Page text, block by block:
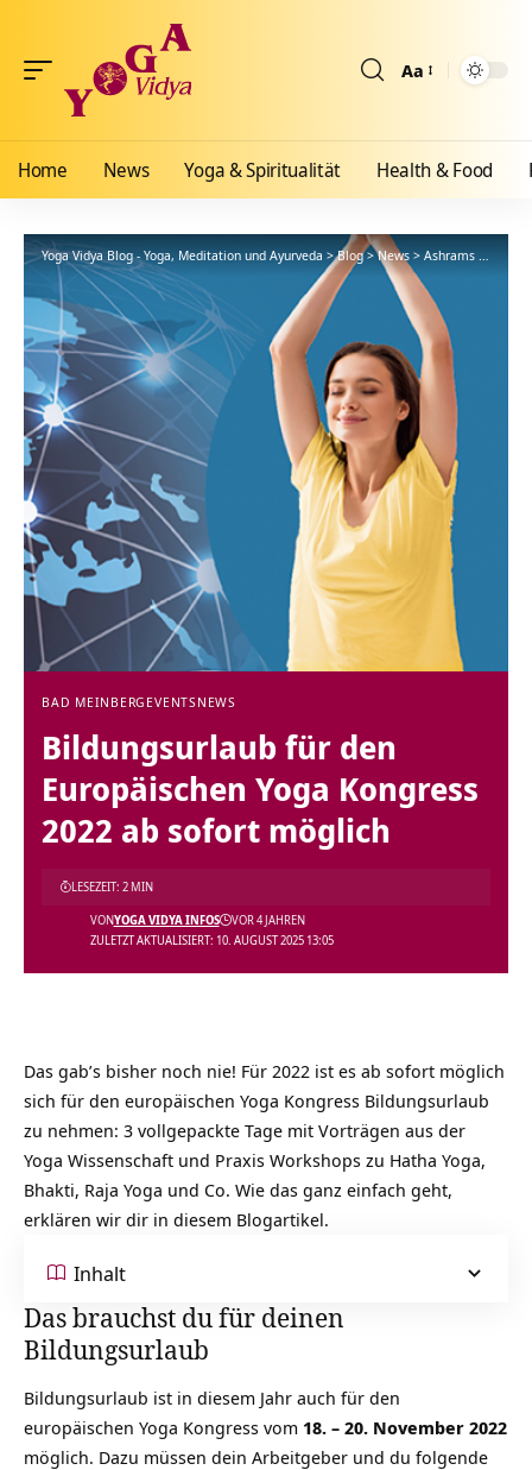
Aa
Home News Yoga & Spiritualität Health & Food
Yoga Vidya Blog - Yoga, Meditation und Ayurveda >Blog>News > Ashrams
BAD MEINBERG EVENTSNEWS
Bildungsurlaub für den
Europäischen Yoga Kongress
2022 ab sofort möglich
ZULETZT AKTUALISIERT: 10. AUGUST 2025 13:05
VONYOGA VIDYA INFOS VOR 4 JAHREN
LESEZEIT: 2 MIN
Das gab’s bisher noch nie! Für 2022 ist es ab sofort möglich
sich für den europäischen Yoga Kongress Bildungsurlaub
zu nehmen: 3 vollgepackte Tage mit Vorträgen aus der
Yoga Wissenschaft und Praxis Workshops zu Hatha Yoga,
Bhakti, Raja Yoga und Co. Wie das ganz einfach geht,
erklären wir dir in diesem Blogartikel.
Inhalt
Das brauchst du für deinen
Bildungsurlaub
Bildungsurlaub ist in diesem Jahr auch für den
europäischen Yoga Kongress vom 18. – 20. November 2022
möglich. Dazu müssen dein Arbeitgeber und du folgende